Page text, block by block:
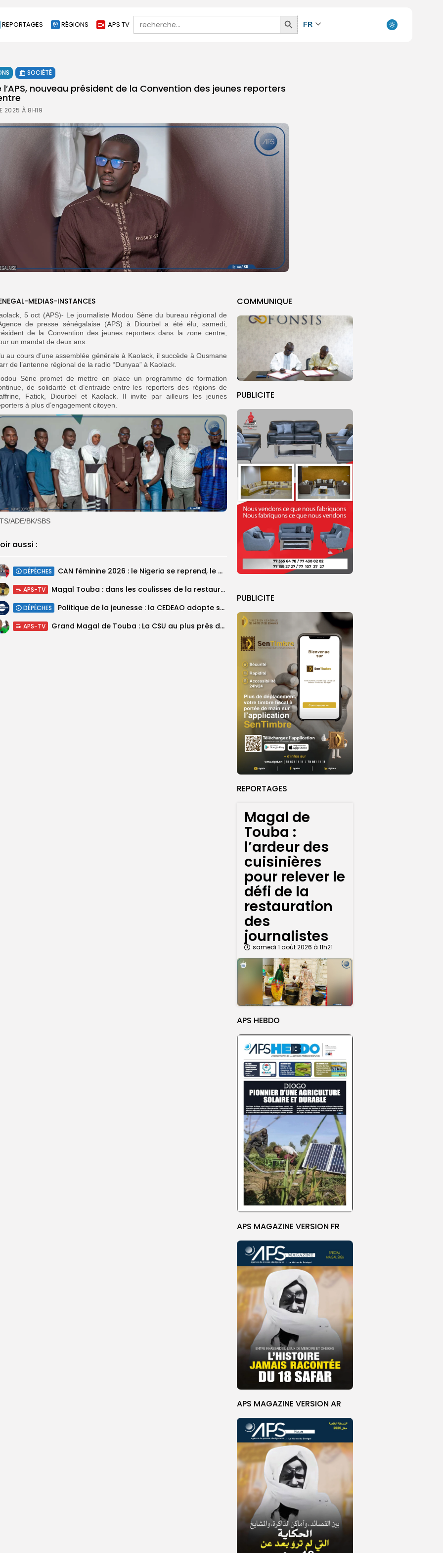
REPORTAGES RÉGIONS APS TV
Search
for:
Search
Button
FR
SOCIÉTÉ
l’APS, nouveau président de la Convention des jeunes reporters
2025 À 8H19
COMMUNIQUE
PUBLICITE
PUBLICITE
REPORTAGES
Magal de
Touba :
l’ardeur des
cuisinières
pour relever le
défi de la
restauration
des
journalistes
samedi 1 août 2026 à 11h21
APS HEBDO
APS MAGAZINE VERSION FR
APS MAGAZINE VERSION AR
MEDIAS-INSTANCES
5 oct (APS)- Le journaliste Modou Sène du bureau régional de
de presse sénégalaise (APS) à Diourbel a été élu, samedi,
de la Convention des jeunes reporters dans la zone centre,
un mandat de deux ans.
au cours d’une assemblée générale à Kaolack, il succède à Ousmane
de l’antenne régional de la radio “Dunyaa” à Kaolack.
Sène promet de mettre en place un programme de formation
de solidarité et d’entraide entre les reporters des régions de
Fatick, Diourbel et Kaolack. Il invite par ailleurs les jeunes
à plus d’engagement citoyen.
ADE/BK/SBS
aussi :
DÉPÊCHES ‎CAN féminine 2026 : le Nigeria se reprend, le Malawi surprend encore...
APS-TV Magal Touba : dans les coulisses de la restauration de la presse...
DÉPÊCHES Politique de la jeunesse : la CEDEAO adopte son plan d’actions stratégiques...
APS-TV Grand Magal de Touba : La CSU au plus près des pèlerins